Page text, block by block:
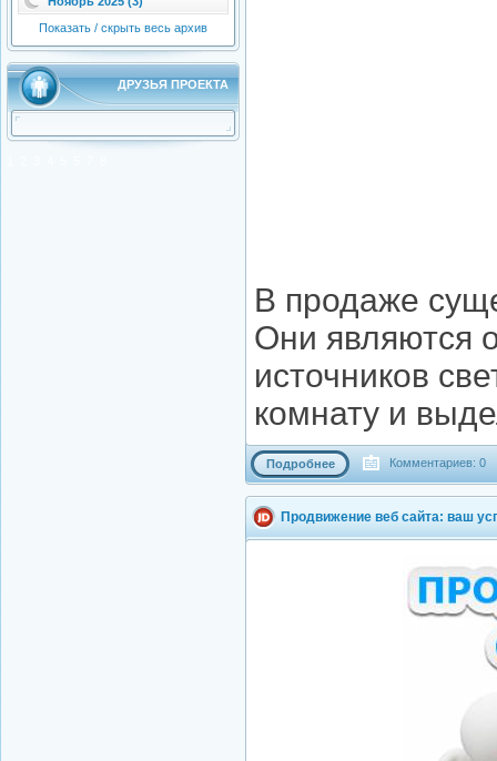
Показать / скрыть весь архив
ДРУЗЬЯ ПРОЕКТА
В продаже
Они являются
источников
комнату и
Подробнее Комментариев: 0
Продвижение веб сайта: ваш